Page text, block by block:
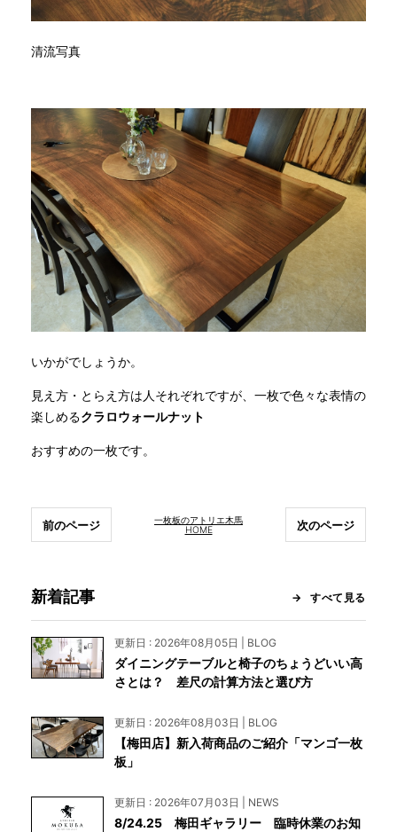
清流写真
いかがでしょうか。
見え方・とらえ方は人それぞれですが、一枚で色々な表情の
楽しめるクラロウォールナット
おすすめの一枚です。
一枚板のアトリエ木馬
HOME
前のページ 次のページ
新着記事 すべて見る
更新日 : 2026年08月05日 | BLOG
ダイニングテーブルと椅子のちょうどいい高
さとは？ 差尺の計算方法と選び方
更新日 : 2026年08月03日 | BLOG
【梅田店】新入荷商品のご紹介「マンゴ一枚
板」
更新日 : 2026年07月03日 | NEWS
8/24.25 梅田ギャラリー 臨時休業のお知